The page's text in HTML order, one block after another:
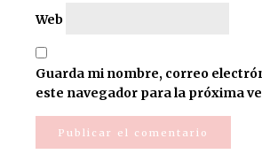
Web
Guarda mi nombre, correo
este navegador para la próxima